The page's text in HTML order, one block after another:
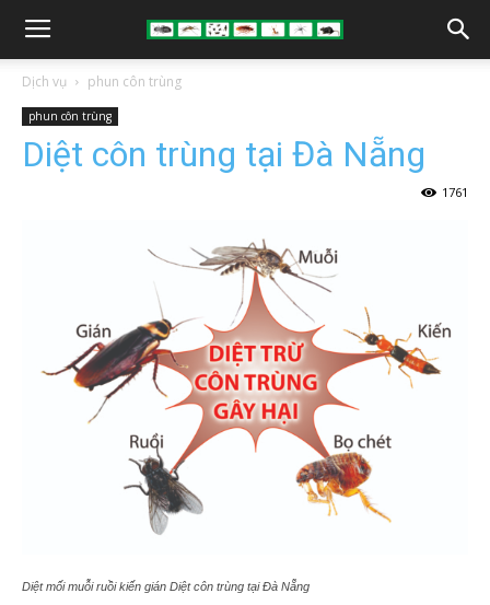
Dịch vụ phun côn trùng
phun côn trùng
Diệt côn trùng tại Đà Nẵng
1761
Diệt mối muỗi ruồi kiến gián Diệt côn trùng tại Đà Nẵng